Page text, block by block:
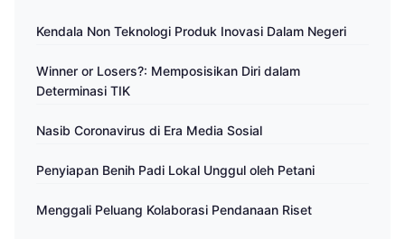
Kendala Non Teknologi Produk Inovasi Dalam Negeri
Winner or Losers?: Memposisikan Diri dalam
Determinasi TIK
Nasib Coronavirus di Era Media Sosial
Penyiapan Benih Padi Lokal Unggul oleh Petani
Menggali Peluang Kolaborasi Pendanaan Riset